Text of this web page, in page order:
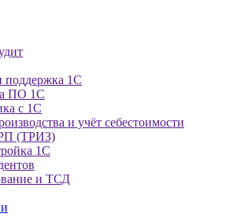
поддержка 1С
ПО 1С
с 1С
и учёт себестоимости
(ТРИЗ)
1С
и ТСД